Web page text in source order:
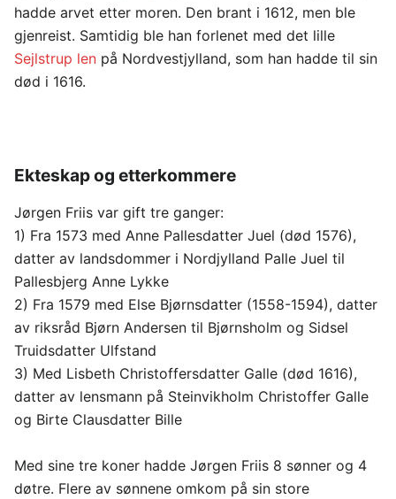
hadde arvet etter moren. Den brant i 1612, men ble
gjenreist. Samtidig ble han forlenet med det lille
Sejlstrup len på Nordvestjylland, som han hadde til sin
død i 1616.
Ekteskap og etterkommere
Jørgen Friis var gift tre ganger:
1) Fra 1573 med Anne Pallesdatter Juel (død 1576),
datter av landsdommer i Nordjylland Palle Juel til
Pallesbjerg Anne Lykke
2) Fra 1579 med Else Bjørnsdatter (1558-1594), datter
av riksråd Bjørn Andersen til Bjørnsholm og Sidsel
Truidsdatter Ulfstand
3) Med Lisbeth Christoffersdatter Galle (død 1616),
datter av lensmann på Steinvikholm Christoffer Galle
og Birte Clausdatter Bille
Med sine tre koner hadde Jørgen Friis 8 sønner og 4
døtre. Flere av sønnene omkom på sin store